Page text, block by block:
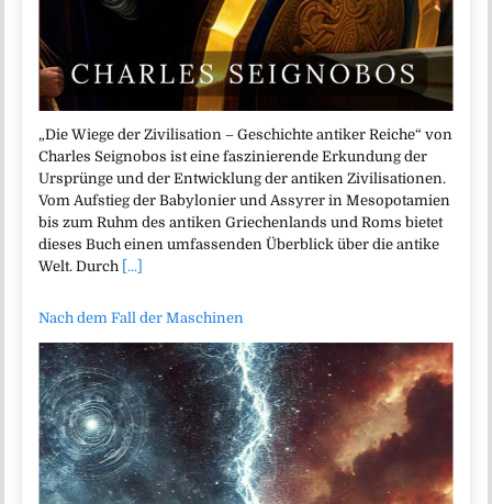
„Die Wiege der Zivilisation – Geschichte antiker Reiche“ von
Charles Seignobos ist eine faszinierende Erkundung der
Ursprünge und der Entwicklung der antiken Zivilisationen.
Vom Aufstieg der Babylonier und Assyrer in Mesopotamien
bis zum Ruhm des antiken Griechenlands und Roms bietet
dieses Buch einen umfassenden Überblick über die antike
Welt. Durch [...]
Nach dem Fall der Maschinen